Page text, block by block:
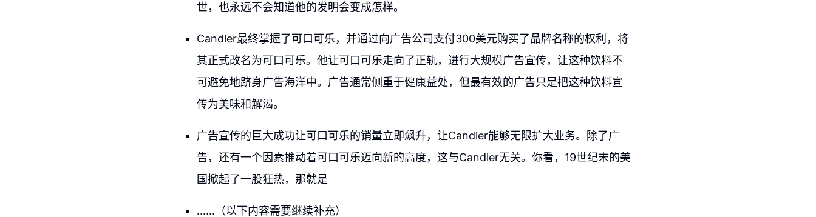
世，也永远不会知道他的发明会变成怎样。
Candler最终掌握了可口可乐，并通过向广告公司支付300美元购买了品牌名称的权利，将
其正式改名为可口可乐。他让可口可乐走向了正轨，进行大规模广告宣传，让这种饮料不
可避免地跻身广告海洋中。广告通常侧重于健康益处，但最有效的广告只是把这种饮料宣
传为美味和解渴。
广告宣传的巨大成功让可口可乐的销量立即飙升，让Candler能够无限扩大业务。除了广
告，还有一个因素推动着可口可乐迈向新的高度，这与Candler无关。你看，19世纪末的美
国掀起了一股狂热，那就是
......（以下内容需要继续补充）